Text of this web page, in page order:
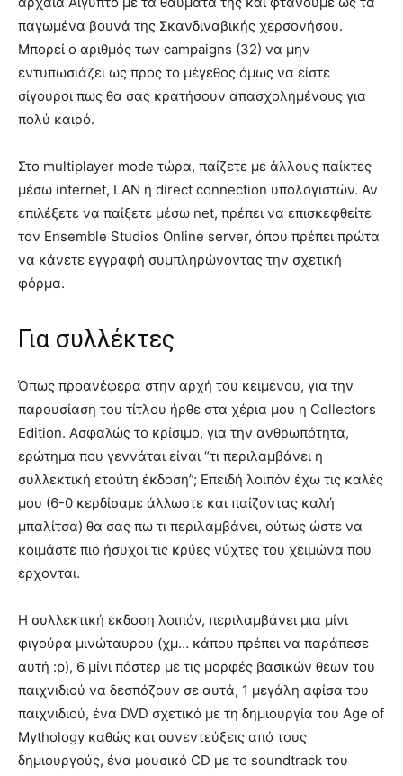
παγωμένα βουνά της Σκανδιναβικής χερσονήσου.
Μπορεί ο αριθμός των campaigns (32) να μην
εντυπωσιάζει ως προς το μέγεθος όμως να είστε
σίγουροι πως θα σας κρατήσουν απασχολημένους για
πολύ καιρό.
Στο multiplayer mode τώρα, παίζετε με άλλους παίκτες
μέσω internet, LAN ή direct connection υπολογιστών. Αν
επιλέξετε να παίξετε μέσω net, πρέπει να επισκεφθείτε
τον Ensemble Studios Online server, όπου πρέπει πρώτα
να κάνετε εγγραφή συμπληρώνοντας την σχετική
φόρμα.
Για συλλέκτες
Όπως προανέφερα στην αρχή του κειμένου, για την
παρουσίαση του τίτλου ήρθε στα χέρια μου η Collectors
Edition. Ασφαλώς το κρίσιμο, για την ανθρωπότητα,
ερώτημα που γεννάται είναι “τι περιλαμβάνει η
συλλεκτική ετούτη έκδοση”; Επειδή λοιπόν έχω τις καλές
μου (6-0 κερδίσαμε άλλωστε και παίζοντας καλή
μπαλίτσα) θα σας πω τι περιλαμβάνει, ούτως ώστε να
κοιμάστε πιο ήσυχοι τις κρύες νύχτες του χειμώνα που
έρχονται.
Η συλλεκτική έκδοση λοιπόν, περιλαμβάνει μια μίνι
φιγούρα μινώταυρου (χμ… κάπου πρέπει να παράπεσε
αυτή :p), 6 μίνι πόστερ με τις μορφές βασικών θεών του
παιχνιδιού να δεσπόζουν σε αυτά, 1 μεγάλη αφίσα του
παιχνιδιού, ένα DVD σχετικό με τη δημιουργία του Age of
Mythology καθώς και συνεντεύξεις από τους
δημιουργούς, ένα μουσικό CD με το soundtrack του